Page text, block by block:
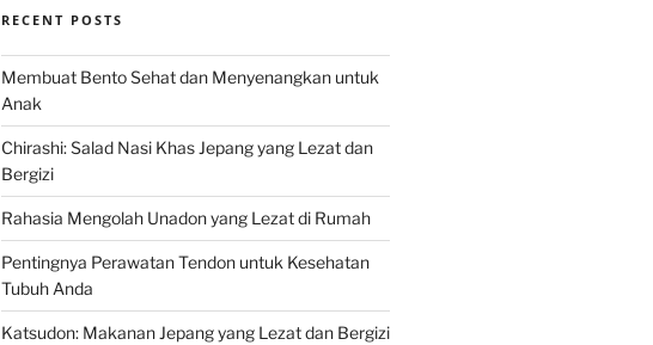
RECENT POSTS
Membuat Bento Sehat dan Menyenangkan untuk
Anak
Chirashi: Salad Nasi Khas Jepang yang Lezat dan
Bergizi
Rahasia Mengolah Unadon yang Lezat di Rumah
Pentingnya Perawatan Tendon untuk Kesehatan
Tubuh Anda
Katsudon: Makanan Jepang yang Lezat dan Bergizi